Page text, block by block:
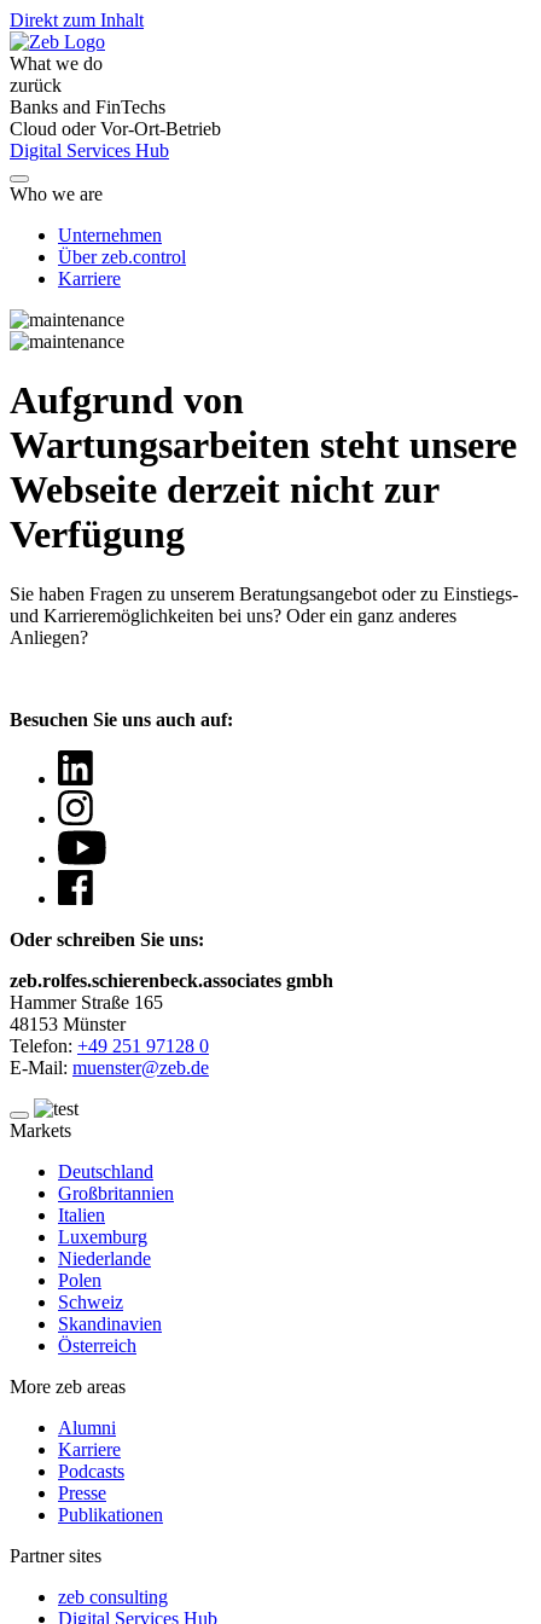
Direkt zum Inhalt
What we do
zurück
Banks and FinTechs
Cloud oder Vor-Ort-Betrieb
Digital Services Hub
Who we are
Unternehmen
Über zeb.control
Karriere
Aufgrund von
Wartungsarbeiten steht unsere
Webseite derzeit nicht zur
Verfügung
Sie haben Fragen zu unserem Beratungsangebot oder zu Einstiegs-
und Karrieremöglichkeiten bei uns? Oder ein ganz anderes
Anliegen?
Besuchen Sie uns auch auf:
Oder schreiben Sie uns:
zeb.rolfes.schierenbeck.associates gmbh
Hammer Straße 165
48153 Münster
Telefon: +49 251 97128 0
E-Mail: muenster@zeb.de
Markets
Deutschland
Großbritannien
Italien
Luxemburg
Niederlande
Polen
Schweiz
Skandinavien
Österreich
More zeb areas
Alumni
Karriere
Podcasts
Presse
Publikationen
Partner sites
zeb consulting
Digital Services Hub